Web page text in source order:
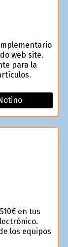
web site.
para la
en tus
los equipos